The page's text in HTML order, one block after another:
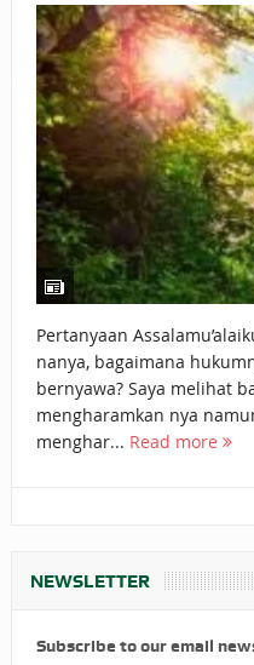
BAGAIMANA CARA
UANG HARAM BISA
KEPEMILIKANNYA BERUBAH
ISTIDLAL BATIL VS
BAHASA CINTA KARENA
HUKUM MEMBAYAR
Pertanyaan
nanya, bagaimana
bernyawa? Saya melihat
mengharamkan nya
menghar... Read more
NEWSLETTER
Subscribe to our email